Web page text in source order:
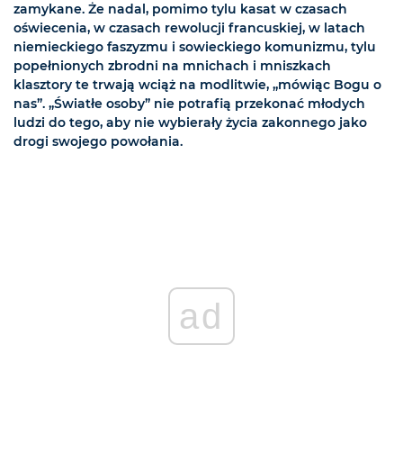
zamykane. Że nadal, pomimo tylu kasat w czasach
oświecenia, w czasach rewolucji francuskiej, w latach
niemieckiego faszyzmu i sowieckiego komunizmu, tylu
popełnionych zbrodni na mnichach i mniszkach
klasztory te trwają wciąż na modlitwie, „mówiąc Bogu o
nas”. „Światłe osoby” nie potrafią przekonać młodych
ludzi do tego, aby nie wybierały życia zakonnego jako
drogi swojego powołania.
ad